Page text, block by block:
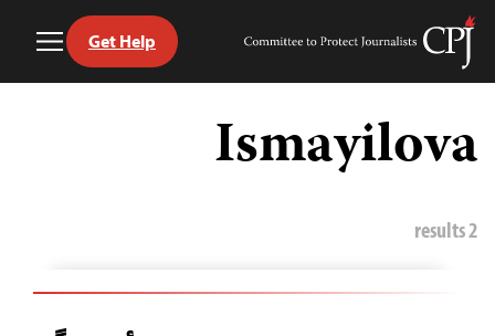
Skip
content
Committee
Get Help
Ismayilova
2 results